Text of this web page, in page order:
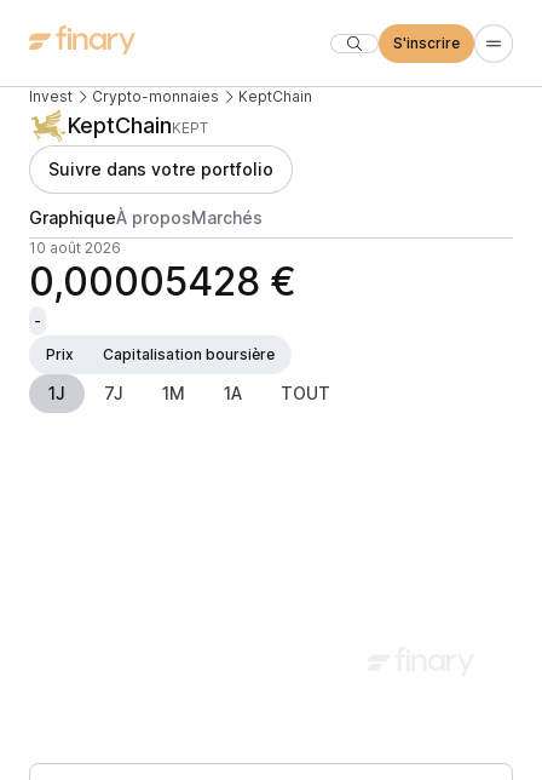
S'inscrire
Invest Crypto-monnaies KeptChain
KeptChainKEPT
Suivre dans votre portfolio
GraphiqueÀ proposMarchés
10 août 2026
0,00005428 €
-
Prix
Capitalisation boursière
1J 7J 1M 1A TOUT